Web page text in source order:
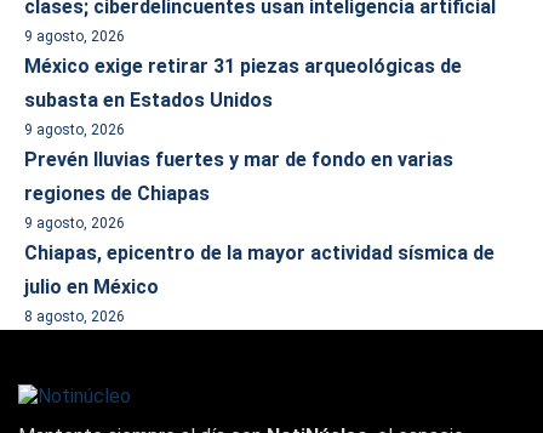
clases; ciberdelincuentes usan inteligencia artificial
9 agosto, 2026
México exige retirar 31 piezas arqueológicas de
subasta en Estados Unidos
9 agosto, 2026
Prevén lluvias fuertes y mar de fondo en varias
regiones de Chiapas
9 agosto, 2026
Chiapas, epicentro de la mayor actividad sísmica de
julio en México
8 agosto, 2026